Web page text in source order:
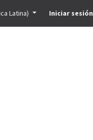
Latina) Iniciar sesión